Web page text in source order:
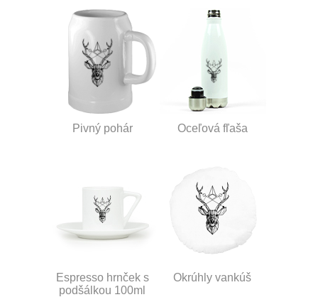
Pivný pohár Oceľová fľaša
Espresso hrnček s
podšálkou 100ml
Okrúhly vankúš